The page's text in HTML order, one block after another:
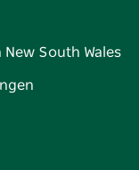
New South Wales